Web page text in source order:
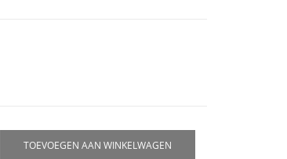
TOEVOEGEN AAN WINKELWAGEN